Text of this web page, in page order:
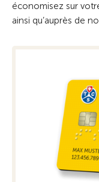
économisez sur
ainsi qu’auprès de